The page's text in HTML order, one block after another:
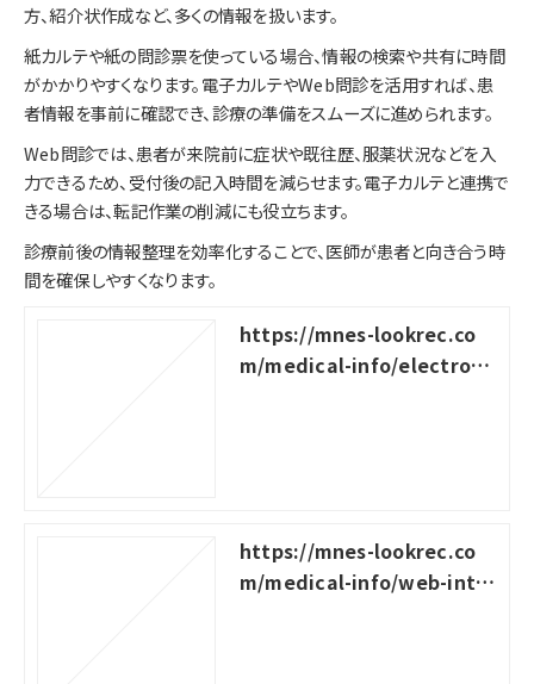
方、紹介状作成など、多くの情報を扱います。
紙カルテや紙の問診票を使っている場合、情報の検索や共有に時間
がかかりやすくなります。電子カルテやWeb問診を活用すれば、患
者情報を事前に確認でき、診療の準備をスムーズに進められます。
Web問診では、患者が来院前に症状や既往歴、服薬状況などを入
力できるため、受付後の記入時間を減らせます。電子カルテと連携で
きる場合は、転記作業の削減にも役立ちます。
診療前後の情報整理を効率化することで、医師が患者と向き合う時
間を確保しやすくなります。
https://mnes-lookrec.co
m/medical-info/electroni
https://mnes-lookrec.co
m/medical-info/web-inter